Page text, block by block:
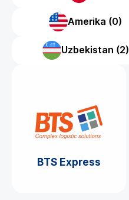
Amerika (0)
Uzbekistan (2)
BTS Express